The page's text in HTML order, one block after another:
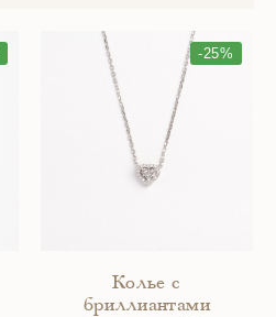
-25%
Колье с
бриллиантами